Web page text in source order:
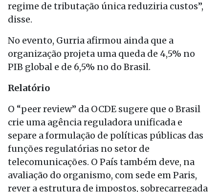
regime de tributação única reduziria custos”,
disse.
No evento, Gurria afirmou ainda que a
organização projeta uma queda de 4,5% no
PIB global e de 6,5% no do Brasil.
Relatório
O “peer review” da OCDE sugere que o Brasil
crie uma agência reguladora unificada e
separe a formulação de políticas públicas das
funções regulatórias no setor de
telecomunicações. O País também deve, na
avaliação do organismo, com sede em Paris,
rever a estrutura de impostos, sobrecarregada